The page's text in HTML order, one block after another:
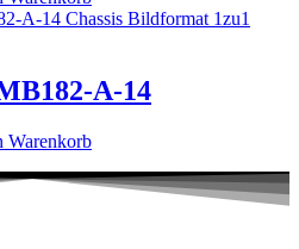
A-14
Warenkorb